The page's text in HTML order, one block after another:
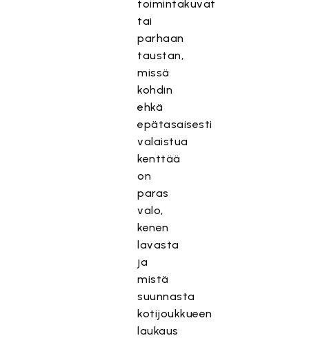
toimintakuvat
tai
parhaan
taustan,
missä
kohdin
ehkä
epätasaisesti
valaistua
kenttää
on
paras
valo,
kenen
lavasta
ja
mistä
suunnasta
kotijoukkueen
laukaus